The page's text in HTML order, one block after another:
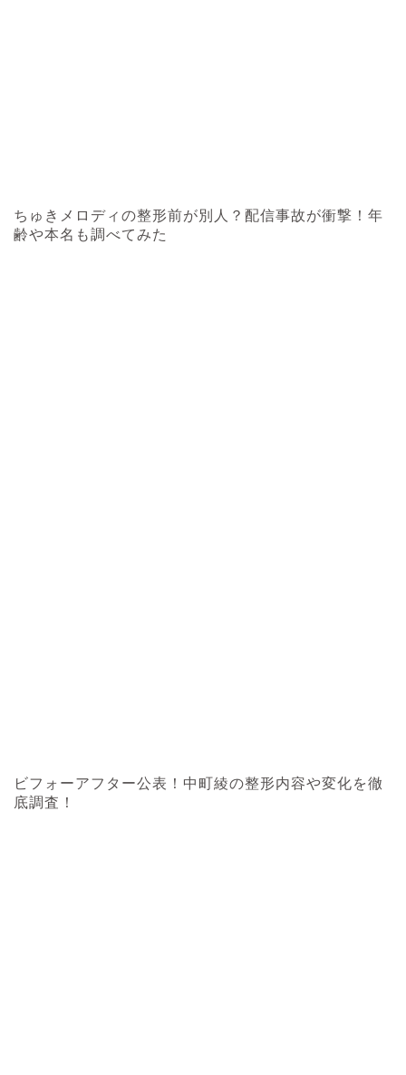
ちゅきメロディの整形前が別人？配信事故が衝撃！年
齢や本名も調べてみた
ビフォーアフター公表！中町綾の整形内容や変化を徹
底調査！